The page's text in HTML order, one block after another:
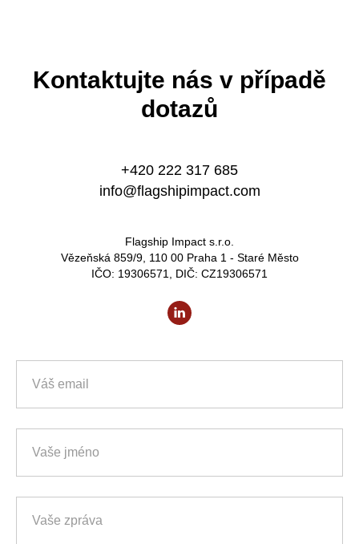
Kontaktujte nás v případě
dotazů
+420 222 317 685
info@flagshipimpact.com
Flagship Impact s.r.o.
Vězeňská 859/9, 110 00 Praha 1 - Staré Město
IČO: 19306571, DIČ: CZ19306571
Váš email
Vaše jméno
Vaše zpráva